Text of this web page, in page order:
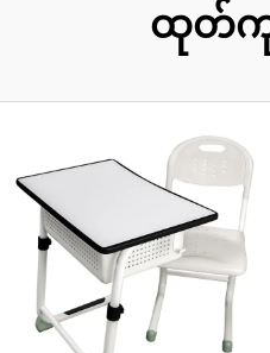
ထုတ်ကု